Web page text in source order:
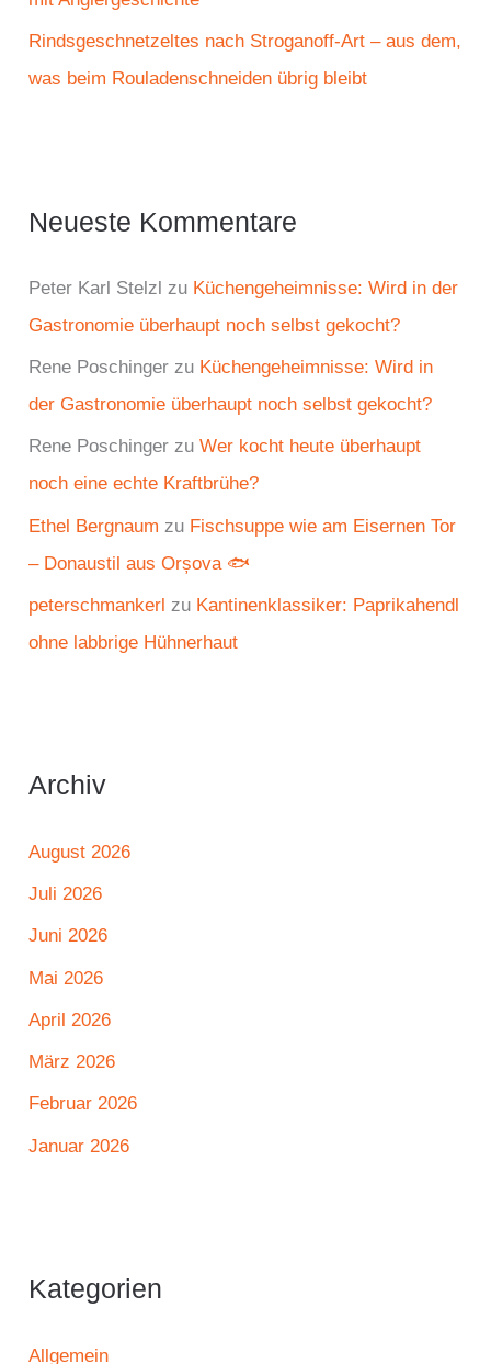
Rindsgeschnetzeltes nach Stroganoff-Art – aus dem,
was beim Rouladenschneiden übrig bleibt
Neueste Kommentare
Peter Karl Stelzl zu Küchengeheimnisse: Wird in der
Gastronomie überhaupt noch selbst gekocht?
Rene Poschinger zu Küchengeheimnisse: Wird in
der Gastronomie überhaupt noch selbst gekocht?
Rene Poschinger zuWer kocht heute überhaupt
noch eine echte Kraftbrühe?
Ethel Bergnaum zu Fischsuppe wie am Eisernen Tor
– Donaustil aus Orșova 🐟
peterschmankerl zu Kantinenklassiker: Paprikahendl
ohne labbrige Hühnerhaut
Archiv
August 2026
Juli 2026
Juni 2026
Mai 2026
April 2026
März 2026
Februar 2026
Januar 2026
Kategorien
Allgemein